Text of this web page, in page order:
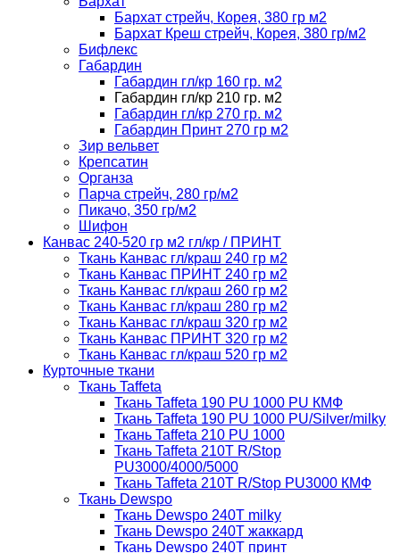
Бархат стрейч, Корея, 380 гр м2
Бархат Креш стрейч, Корея, 380 гр/м2
Бифлекс
Габардин
Габардин гл/кр 160 гр. м2
Габардин гл/кр 210 гр. м2
Габардин гл/кр 270 гр. м2
Габардин Принт 270 гр м2
Зир вельвет
Крепсатин
Органза
Парча стрейч, 280 гр/м2
Пикачо, 350 гр/м2
Шифон
Канвас 240-520 гр м2 гл/кр / ПРИНТ
Ткань Канвас гл/краш 240 гр м2
Ткань Канвас ПРИНТ 240 гр м2
Ткань Канвас гл/краш 260 гр м2
Ткань Канвас гл/краш 280 гр м2
Ткань Канвас гл/краш 320 гр м2
Ткань Канвас ПРИНТ 320 гр м2
Ткань Канвас гл/краш 520 гр м2
Курточные ткани
Ткань Taffeta
Ткань Taffeta 190 PU 1000 PU КМФ
Ткань Taffeta 190 PU 1000 PU/Silver/milky
Ткань Taffeta 210 PU 1000
Ткань Taffeta 210Т R/Stop
PU3000/4000/5000
Ткань Taffeta 210Т R/Stop PU3000 КМФ
Ткань Dewspo
Ткань Dewspo 240Т milky
Ткань Dewspo 240T жаккард
Ткань Dewspo 240Т принт